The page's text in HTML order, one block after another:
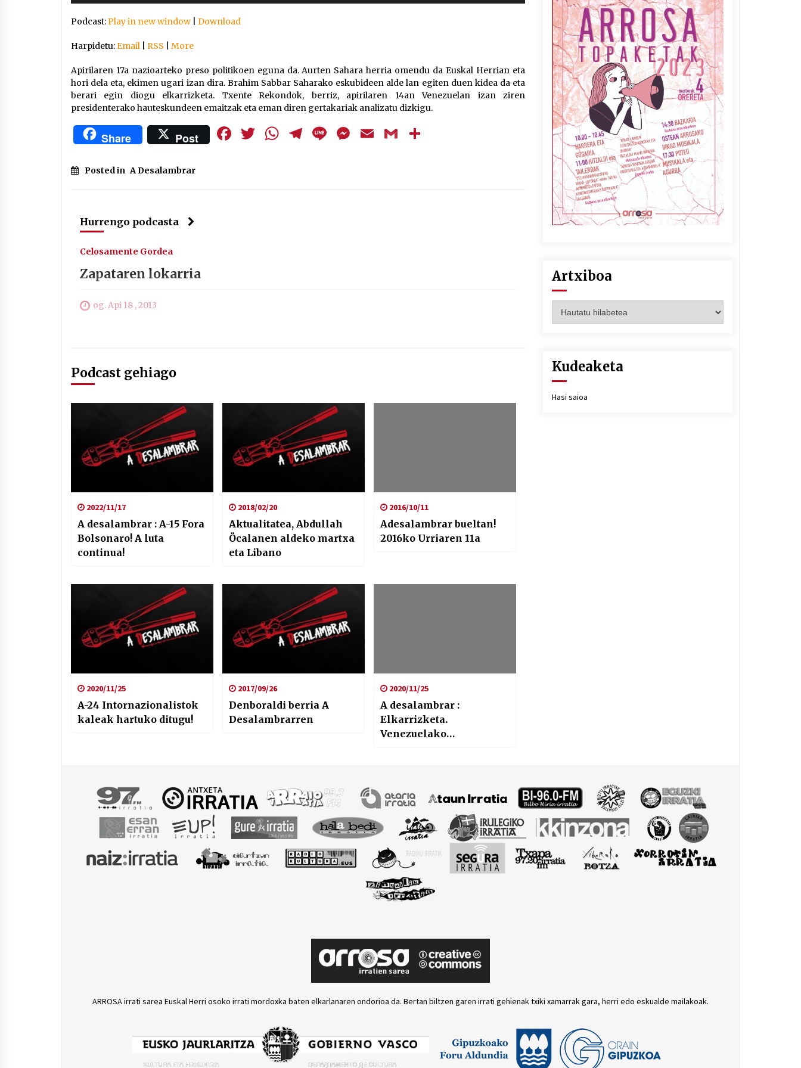
Mila esker guztioi!
Azaroak 6 Iurretan Arrosa
sarearen IX. topaketak
2021/10/04
Segura irratian Arrosaren 20
urteez
2021/07/22
Arrosari buruzko erreportaia
2021/07/16
Berria egunkarian
elkarrizketa Arrosaren 20
urteez
2021/07/06
saioan Arrosaren 20 urteez
Arrosaren laburpen bideoa
Hamaika Telebistaren eskutik
2021/06/30
jaisteko.
Podcast:Play in new window Download
Harpidetu:Email RSS More
Apirilaren 17a nazioarteko preso politikoen eguna da. Aurten Sahara herria omendu da Euskal Herrian eta
hori dela eta, ekimen ugari izan dira. Brahim Sabbar Saharako eskubideen alde lan egiten duen kidea da eta
berari egin diogu elkarrizketa. Txente Rekondok, berriz, apirilaren 14an Venezuelan izan ziren
presidenterako hauteskundeen emaitzak eta eman diren gertakariak analizatu dizkigu.
Share Post Facebook
Twitter
WhatsApp
Telegram
LineMessenger
EmailGmail
Posted in A Desalambrar
Hurrengo podcasta
Celosamente Gordea
Zapataren lokarria
og. Api 18 , 2013
Podcast gehiago
2022/11/17
A desalambrar : A-15 Fora
Bolsonaro! A luta
continua!
2018/02/20
Aktualitatea, Abdullah
Öcalanen aldeko martxa
eta Libano
2016/10/11
Adesalambrar bueltan!
2016ko Urriaren 11a
2020/11/25
A-24 Intornazionalistok
kaleak hartuko ditugu!
2017/09/26
Denboraldi berria A
Desalambrarren
2020/11/25
A desalambrar :
Elkarrizketa.
Venezuelako
alkatearekin.
(Gazteleraz)
Artxiboa
Kudeaketa
Hasi saioa
ARROSA irrati sarea Euskal Herri osoko irrati mordoxka baten elkarlanaren ondorioa da. Bertan biltzen garen irrati gehienak txiki xamarrak gara, herri edo eskualde mailakoak.